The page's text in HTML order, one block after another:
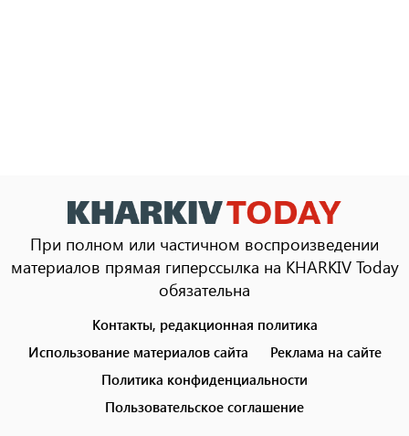
При полном или частичном воспроизведении
материалов прямая гиперссылка на KHARKIV Today
обязательна
menu
Контакты, редакционная политика
Использование материалов сайта
Реклама на сайте
Политика конфиденциальности
Пользовательское соглашение